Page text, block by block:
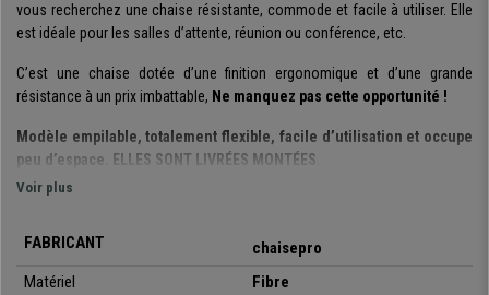
vous recherchez une chaise résistante, commode et facile à utiliser. Elle
est idéale pour les salles d’attente, réunion ou conférence, etc.
C’est une chaise dotée d’une finition ergonomique et d’une grande
résistance à un prix imbattable, Ne manquez pas cette opportunité !
Modèle empilable, totalement flexible, facile d’utilisation et occupe
peu d’espace. ELLES SONT LIVRÉES MONTÉES
Son design en lattes apporte un style et une touche élégante :
à s’asseoir à vos clients ou visiteurs sur une chaise confortable et de
Voir plus
FABRICANT
chaisepro
Matériel
Fibre